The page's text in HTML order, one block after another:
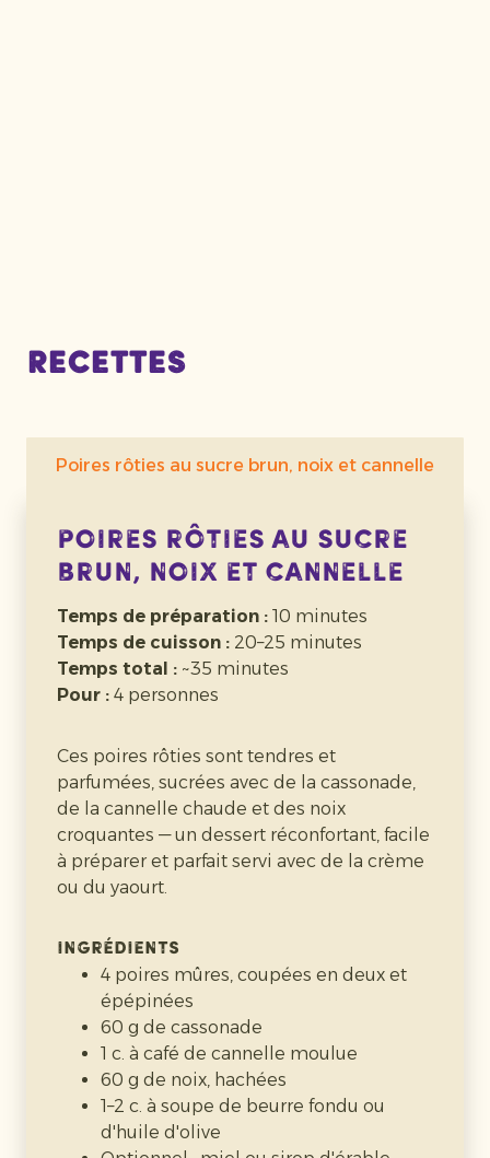
Recettes
Poires rôties au sucre brun, noix et cannelle
Poires rôties au sucre
brun, noix et cannelle
Temps de préparation : 10 minutes
Temps de cuisson : 20–25 minutes
Temps total : ~35 minutes
Pour : 4 personnes
Ces poires rôties sont tendres et
parfumées, sucrées avec de la cassonade,
de la cannelle chaude et des noix
croquantes — un dessert réconfortant, facile
à préparer et parfait servi avec de la crème
ou du yaourt.
Ingrédients
4 poires mûres, coupées en deux et
épépinées
60 g de cassonade
1 c. à café de cannelle moulue
60 g de noix, hachées
1–2 c. à soupe de beurre fondu ou
d'huile d'olive
Temps de préparation :
Temps total : ~1 heure 10 minutes
Portions :
Ce gâteau aux poires classique est
moelleux, tendre et délicatement épicé —
une belle façon de mettre en valeur la
réconfortant ou pour le goûter.
Ingrédients
250 g de farine
150 g de sucre
1 c. à café de levure chimique
½ c. à café de bicarbonate de soude
Une pincée de sel